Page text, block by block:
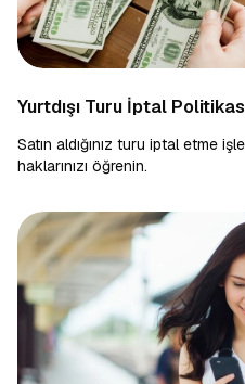
Yurtdışı Turu İptal
Satın aldığınız turu iptal etme
haklarınızı öğrenin.